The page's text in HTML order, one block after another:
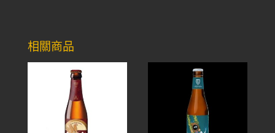
相關商品